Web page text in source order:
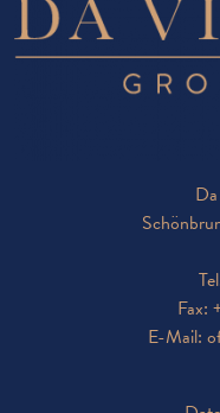
Fax:
E-Mail: